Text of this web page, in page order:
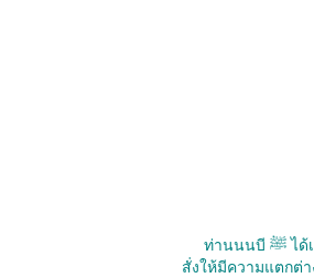
ท่านนนบี ﷺ ได้เตือนประชาชาติของท่านให้หลีกเลี่ยงการเลียนแบบผู้ที่ไม่ใช่มุสลิม เพราะประชาชาติของท่านได้รับคำ
สั่งให้มีความแตกต่